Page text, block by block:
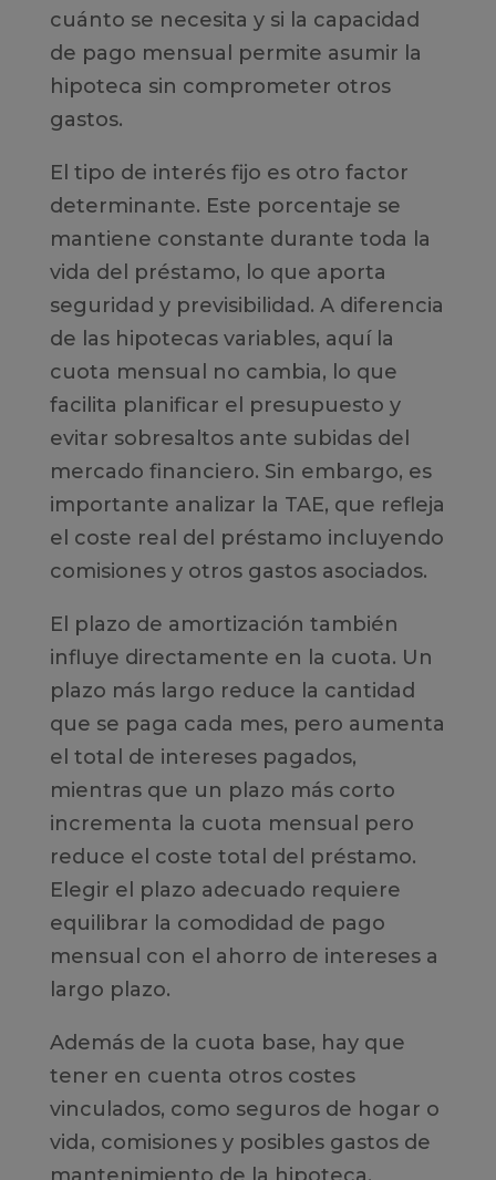
cuánto se necesita y si la capacidad
de pago mensual permite asumir la
hipoteca sin comprometer otros
gastos.
El tipo de interés fijo es otro factor
determinante. Este porcentaje se
mantiene constante durante toda la
vida del préstamo, lo que aporta
seguridad y previsibilidad. A diferencia
de las hipotecas variables, aquí la
cuota mensual no cambia, lo que
facilita planificar el presupuesto y
evitar sobresaltos ante subidas del
mercado financiero. Sin embargo, es
importante analizar la TAE, que refleja
el coste real del préstamo incluyendo
comisiones y otros gastos asociados.
El plazo de amortización también
influye directamente en la cuota. Un
plazo más largo reduce la cantidad
que se paga cada mes, pero aumenta
el total de intereses pagados,
mientras que un plazo más corto
incrementa la cuota mensual pero
reduce el coste total del préstamo.
Elegir el plazo adecuado requiere
equilibrar la comodidad de pago
mensual con el ahorro de intereses a
largo plazo.
Además de la cuota base, hay que
tener en cuenta otros costes
vinculados, como seguros de hogar o
vida, comisiones y posibles gastos de